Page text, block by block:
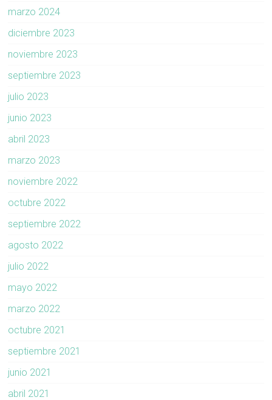
marzo 2024
diciembre 2023
noviembre 2023
septiembre 2023
julio 2023
junio 2023
abril 2023
marzo 2023
noviembre 2022
octubre 2022
septiembre 2022
agosto 2022
julio 2022
mayo 2022
marzo 2022
octubre 2021
septiembre 2021
junio 2021
abril 2021